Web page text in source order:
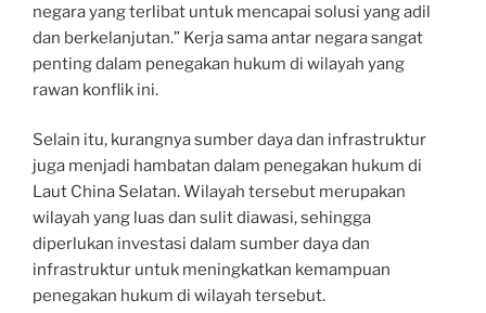
negara yang terlibat untuk mencapai solusi yang adil
dan berkelanjutan.” Kerja sama antar negara sangat
penting dalam penegakan hukum di wilayah yang
rawan konflik ini.
Selain itu, kurangnya sumber daya dan infrastruktur
juga menjadi hambatan dalam penegakan hukum di
Laut China Selatan. Wilayah tersebut merupakan
wilayah yang luas dan sulit diawasi, sehingga
diperlukan investasi dalam sumber daya dan
infrastruktur untuk meningkatkan kemampuan
penegakan hukum di wilayah tersebut.